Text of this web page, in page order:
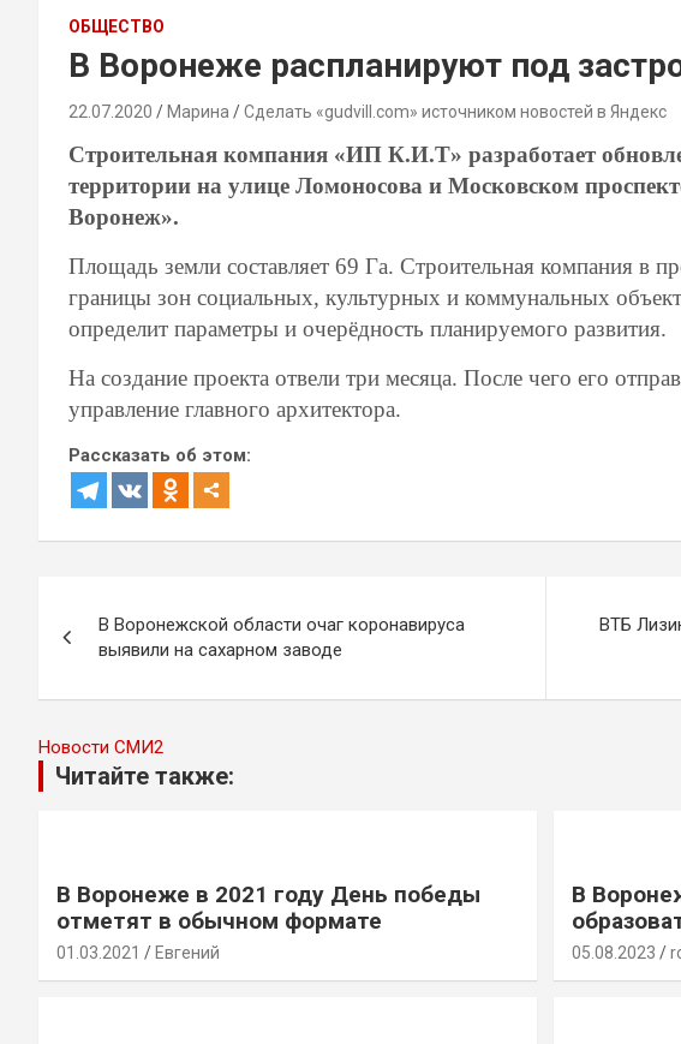
ОБЩЕСТВО
В Воронеже распланируют под
22.07.2020 Марина Сделать «gudvill.com» источником новостей в Яндекс
Строительная компания «ИП К.И.Т» разработает
территории на улице Ломоносова и Московском
Воронеж».
Площадь земли составляет 69 Га. Строительная компания в
границы зон социальных, культурных и коммунальных
определит параметры и очерёдность планируемого развития.
На создание проекта отвели три месяца. После чего его
управление главного архитектора.
Рассказать об этом:
по
записям
В Воронежской области очаг коронавируса
выявили на сахарном заводе
ВТБ
Новости СМИ2
Читайте также:
В Воронеже в 2021 году День победы
отметят в обычном формате
01.03.2021 Евгений
В
05.08.2023